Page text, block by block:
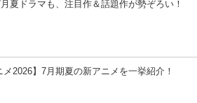
夏ドラマも、注目作＆話題作が勢ぞろい！
メ2026】7月期夏の新アニメを一挙紹介！